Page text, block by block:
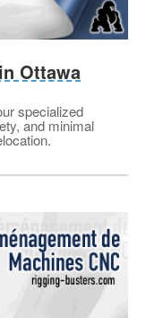
Ottawa
specialized
and minimal